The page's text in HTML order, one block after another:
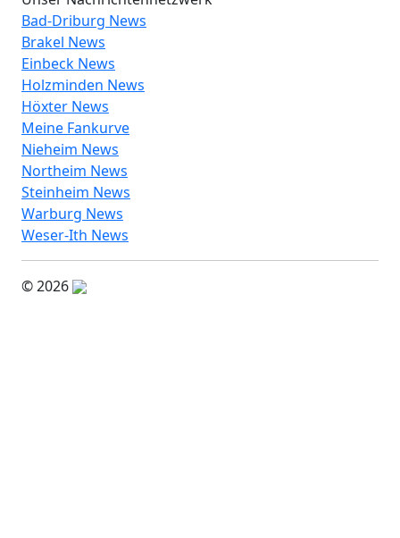
Bad-Driburg News
Brakel News
Einbeck News
Holzminden News
Höxter News
Meine Fankurve
Nieheim News
Northeim News
Steinheim News
Warburg News
Weser-Ith News
© 2026